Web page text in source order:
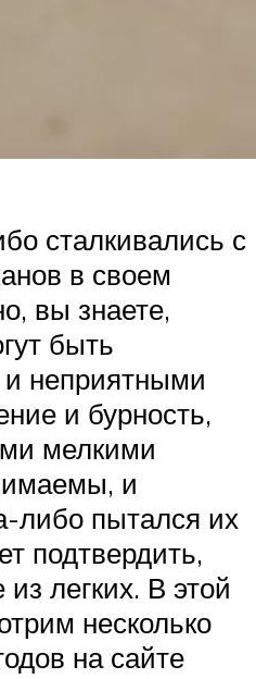
сталкивались с
в своем
вы знаете,
быть
неприятными
и бурность,
мелкими
и
либо пытался их
подтвердить,
из легких. В этой
несколько
на сайте